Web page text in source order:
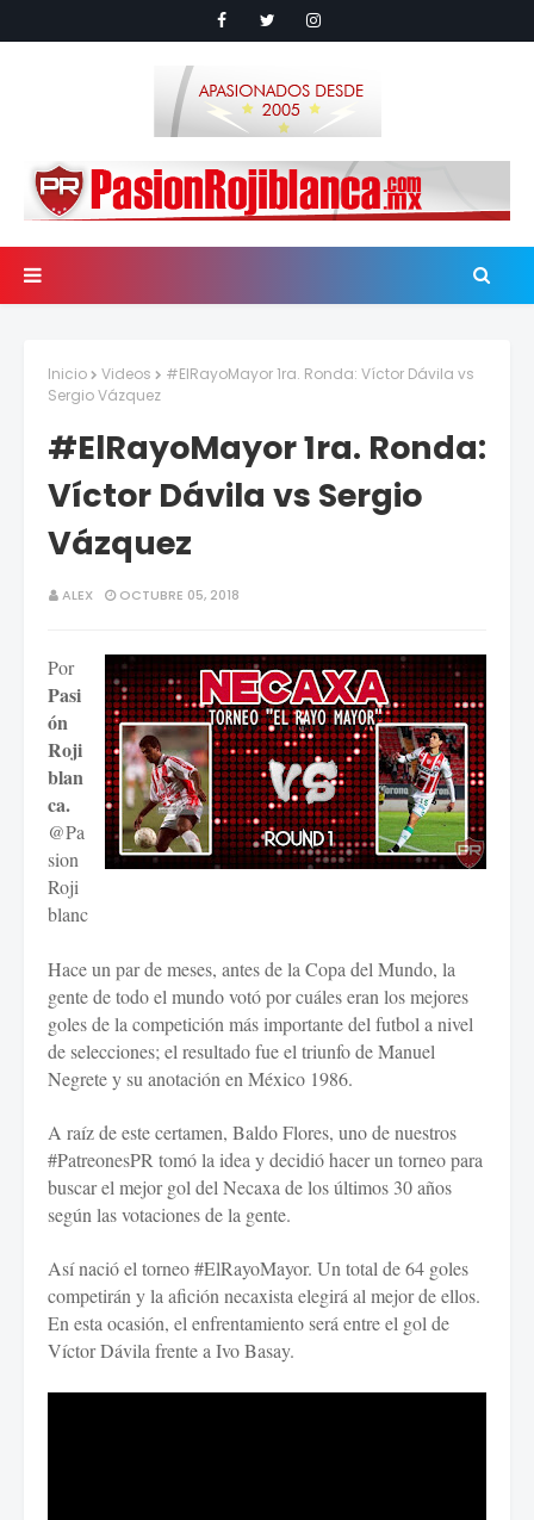
Inicio Videos
#ElRayoMayor 1ra. Ronda: Víctor Dávila vs
Sergio Vázquez
#ElRayoMayor 1ra. Ronda:
Víctor Dávila vs Sergio
Vázquez
ALEX OCTUBRE 05, 2018
Por
Pasi
ón
Roji
blan
ca.
@Pa
sion
Roji
blanc
Hace un par de meses, antes de la Copa del Mundo, la
gente de todo el mundo votó por cuáles eran los mejores
goles de la competición más importante del futbol a nivel
de selecciones; el resultado fue el triunfo de Manuel
Negrete y su anotación en México 1986.
A raíz de este certamen, Baldo Flores, uno de nuestros
#PatreonesPR tomó la idea y decidió hacer un torneo para
buscar el mejor gol del Necaxa de los últimos 30 años
según las votaciones de la gente.
Así nació el torneo #ElRayoMayor. Un total de 64 goles
competirán y la afición necaxista elegirá al mejor de ellos.
En esta ocasión, el enfrentamiento será entre el gol de
Víctor Dávila frente a Ivo Basay.